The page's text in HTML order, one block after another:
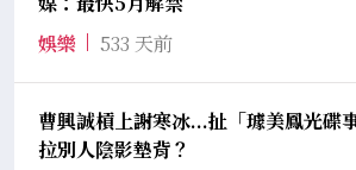
娛樂
533 天前
曹興誠槓上謝寒冰...扯「璩美鳳光碟
拉別人陰影墊背？